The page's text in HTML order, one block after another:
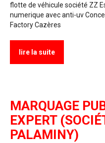
flotte de véhicule société ZZ
numerique avec anti-uv
Factory Cazères
lire la suite
MARQUAGE
EXPERT
PALAMINY)